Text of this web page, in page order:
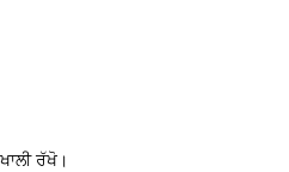
ਰੱਖੋ।